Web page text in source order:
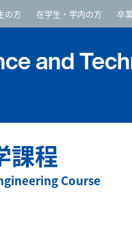
の方 在学生・学内の方 卒
and
課程
Course